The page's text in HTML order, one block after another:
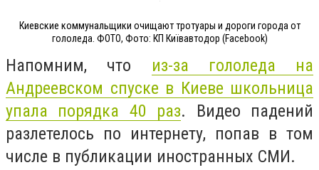
Киевские коммунальщики очищают тротуары и дороги города от
гололеда. ФОТО, Фото: КП Київавтодор (Facebook)
Напомним, что из-за гололеда на
Андреевском спуске в Киеве школьница
упала порядка 40 раз. Видео падений
разлетелось по интернету, попав в том
числе в публикации иностранных СМИ.